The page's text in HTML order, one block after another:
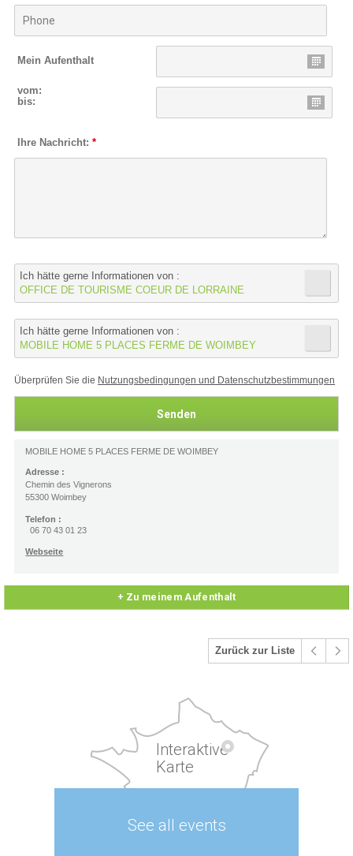
Mein Aufenthalt
vom:
bis:
Ihre Nachricht:*
Ich hätte gerne Informationen von :
OFFICE DE TOURISME COEUR DE LORRAINE
Ich hätte gerne Informationen von :
MOBILE HOME 5 PLACES FERME DE WOIMBEY
Überprüfen Sie die Nutzungsbedingungen und Datenschutzbestimmungen
MOBILE HOME 5 PLACES FERME DE WOIMBEY
Adresse :
Chemin des Vignerons
55300 Woimbey
Telefon :
06 70 43 01 23
Webseite
+ Zu meinem Aufenthalt
Zurück zur Liste
Interaktive
Karte
See all events